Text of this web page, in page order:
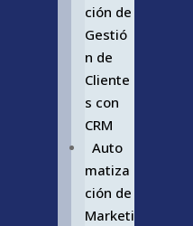
ción de
Gestió
n de
Cliente
s con
CRM
Auto
matiza
ción de
Marketi